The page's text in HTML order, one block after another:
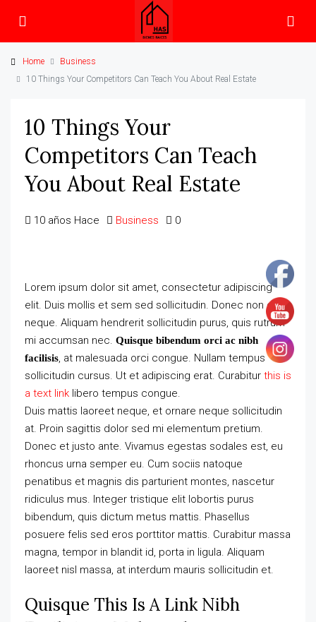
Home
Business
10 Things Your Competitors Can Teach You About Real Estate
10 Things Your
Competitors Can Teach
You About Real Estate
10 años Hace Business 0
Lorem ipsum dolor sit amet, consectetur adipiscing
elit. Duis mollis et sem sed sollicitudin. Donec non odio
neque. Aliquam hendrerit sollicitudin purus, quis rutrum
mi accumsan nec. Quisque bibendum orci ac nibh
facilisis, at malesuada orci congue. Nullam tempus
sollicitudin cursus. Ut et adipiscing erat. Curabitur this is
a text link libero tempus congue.
Duis mattis laoreet neque, et ornare neque sollicitudin
at. Proin sagittis dolor sed mi elementum pretium.
Donec et justo ante. Vivamus egestas sodales est, eu
rhoncus urna semper eu. Cum sociis natoque
penatibus et magnis dis parturient montes, nascetur
ridiculus mus. Integer tristique elit lobortis purus
bibendum, quis dictum metus mattis. Phasellus
posuere felis sed eros porttitor mattis. Curabitur massa
magna, tempor in blandit id, porta in ligula. Aliquam
laoreet nisl massa, at interdum mauris sollicitudin et.
Quisque This Is A Link Nibh